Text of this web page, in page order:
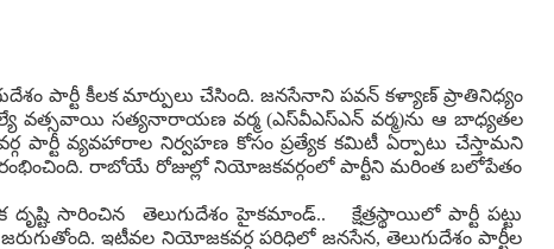
పార్టీ కీలక మార్పులు చేసింది. జనసేనాని పవన్ కళ్యాణ్ ప్రాతినిధ్యం
వత్సవాయి సత్యనారాయణ వర్మ (ఎస్‌వీఎస్‌ఎన్ వర్మ)ను ఆ బాధ్యతల
పార్టీ వ్యవహారాల నిర్వహణ కోసం ప్రత్యేక కమిటీ ఏర్పాటు చేస్తామని
రాబోయే రోజుల్లో నియోజకవర్గంలో పార్టీని మరింత బలోపేతం
సారించిన తెలుగుదేశం హైకమాండ్.. క్షేత్రస్థాయిలో పార్టీ పట్టు
ఇటీవల నియోజకవర్గ పరిధిలో జనసేన, తెలుగుదేశం పార్టీల